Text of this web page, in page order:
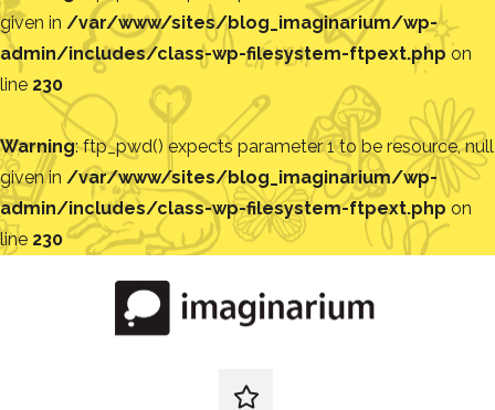
given in /var/www/sites/blog_imaginarium/wp-
admin/includes/class-wp-filesystem-ftpext.php on
line 230
Warning: ftp_pwd() expects parameter 1 to be resource, null
given in /var/www/sites/blog_imaginarium/wp-
admin/includes/class-wp-filesystem-ftpext.php on
line 230
redes